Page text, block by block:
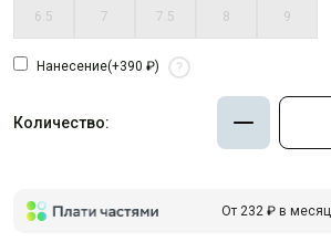
6.5 7 7.5 8 9
Нанесение(+390 ₽) ?
Количество:
От 232 ₽ в месяц